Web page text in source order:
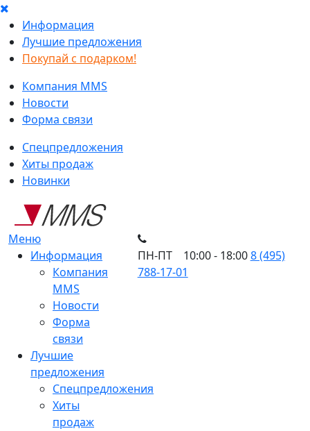
Информация
Лучшие предложения
Покупай с подарком!
Компания MMS
Новости
Форма связи
Спецпредложения
Хиты продаж
Новинки
Меню
Информация
Компания
MMS
Новости
Форма
связи
Лучшие
предложения
Спецпредложения
Хиты
продаж
ПН-ПТ 10:00 - 18:008 (495)
788-17-01